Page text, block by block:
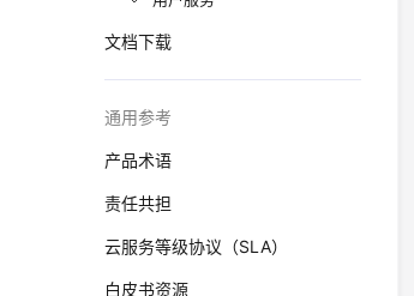
文档下载
通用参考
产品术语
责任共担
云服务等级协议（SLA）
白皮书资源